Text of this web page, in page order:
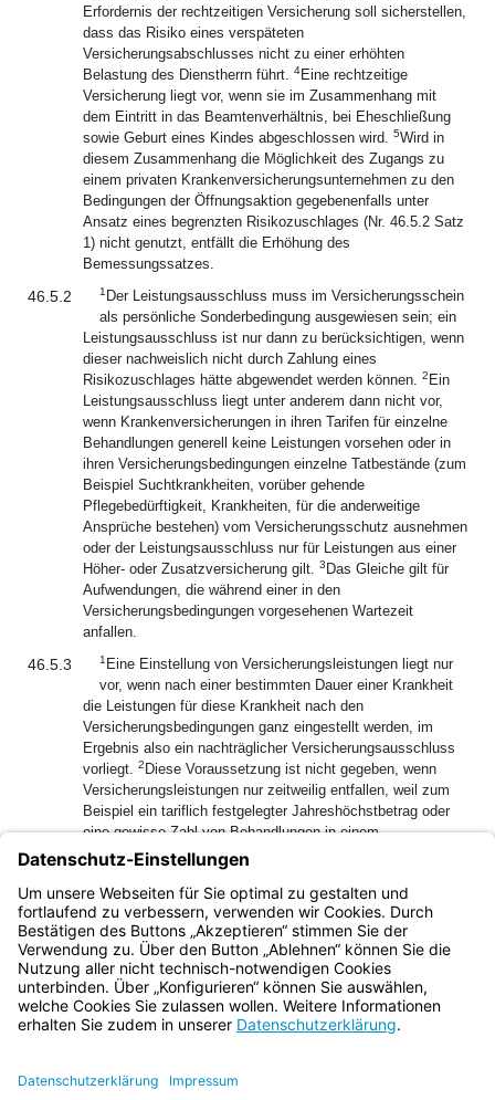
Erfordernis der rechtzeitigen Versicherung soll sicherstellen,
dass das Risiko eines verspäteten
Versicherungsabschlusses nicht zu einer erhöhten
Belastung des Dienstherrn führt. 4Eine rechtzeitige
Versicherung liegt vor, wenn sie im Zusammenhang mit
dem Eintritt in das Beamtenverhältnis, bei Eheschließung
sowie Geburt eines Kindes abgeschlossen wird. 5Wird in
diesem Zusammenhang die Möglichkeit des Zugangs zu
einem privaten Krankenversicherungsunternehmen zu den
Bedingungen der Öffnungsaktion gegebenenfalls unter
Ansatz eines begrenzten Risikozuschlages (Nr. 46.5.2 Satz
1) nicht genutzt, entfällt die Erhöhung des
Bemessungssatzes.
46.5.2 1 Der Leistungsausschluss muss im Versicherungsschein
als persönliche Sonderbedingung ausgewiesen sein; ein
Leistungsausschluss ist nur dann zu berücksichtigen, wenn
dieser nachweislich nicht durch Zahlung eines
Risikozuschlages hätte abgewendet werden können. 2 Ein
Leistungsausschluss liegt unter anderem dann nicht vor,
wenn Krankenversicherungen in ihren Tarifen für einzelne
Behandlungen generell keine Leistungen vorsehen oder in
ihren Versicherungsbedingungen einzelne Tatbestände (zum
Beispiel Suchtkrankheiten, vorüber gehende
Pflegebedürftigkeit, Krankheiten, für die anderweitige
Ansprüche bestehen) vom Versicherungsschutz ausnehmen
oder der Leistungsausschluss nur für Leistungen aus einer
Höher- oder Zusatzversicherung gilt. 3 Das Gleiche gilt für
Aufwendungen, die während einer in den
Versicherungsbedingungen vorgesehenen Wartezeit
anfallen.
46.5.3 1 Eine Einstellung von Versicherungsleistungen liegt nur
vor, wenn nach einer bestimmten Dauer einer Krankheit
die Leistungen für diese Krankheit nach den
Versicherungsbedingungen ganz eingestellt werden, im
Ergebnis also ein nachträglicher Versicherungsausschluss
vorliegt. 2 Diese Voraussetzung ist nicht gegeben, wenn
Versicherungsleistungen nur zeitweilig entfallen, weil zum
Beispiel ein tariflich festgelegter Jahreshöchstbetrag oder
eine gewisse Zahl von Behandlungen in einem
kalendermäßig begrenzten Zeitraum überschritten ist.
46.5.4
Abs. 5 findet keine Anwendung für Aufwendungen nach
§§ 31 bis 39.
Bayern.de
BayernPortal
Impressum